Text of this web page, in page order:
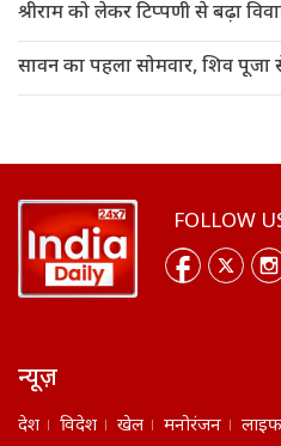
श्रीराम को लेकर टिप्पणी से बढ़ा
सावन का पहला सोमवार, शिव
FOLLOW
न्यूज़
देश विदेश खेल मनोरंजन